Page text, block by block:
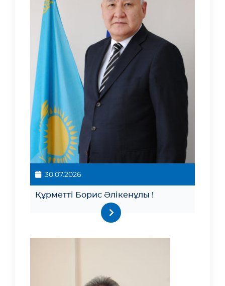
30.07.2026
Құрметті Борис Әлікенұлы !